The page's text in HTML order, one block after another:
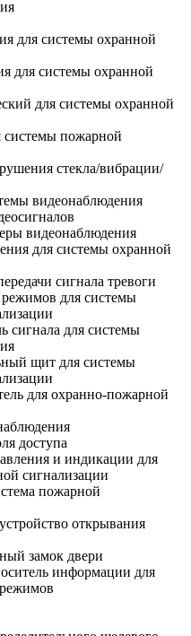
для системы охранной
для системы охранной
для системы охранной
системы пожарной
стекла/вибрации/
видеонаблюдения
видеонаблюдения
для системы охранной
сигнала тревоги
для системы
сигнала для системы
щит для системы
для охранно-пожарной
доступа
и индикации для
сигнализации
пожарной
открывания
замок двери
информации для